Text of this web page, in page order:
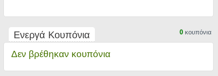
Ενεργά Κουπόνια 0κουπόνια
Δεν βρέθηκαν κουπόνια